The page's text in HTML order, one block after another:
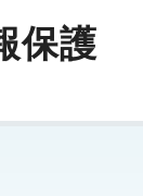
保護